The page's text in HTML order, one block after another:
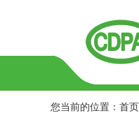
您当前的位置： 首页